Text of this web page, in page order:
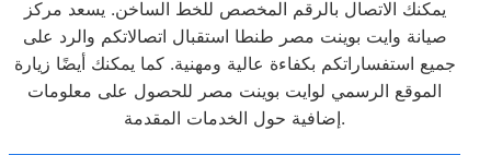
يمكنك الاتصال بالرقم المخصص للخط الساخن. يسعد مركز
صيانة وايت بوينت مصر طنطا استقبال اتصالاتكم والرد على
جميع استفساراتكم بكفاءة عالية ومهنية. كما يمكنك أيضًا زيارة
الموقع الرسمي لوايت بوينت مصر للحصول على معلومات
إضافية حول الخدمات المقدمة.